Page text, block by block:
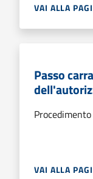
VAI ALLA
Passo
VAI ALLA